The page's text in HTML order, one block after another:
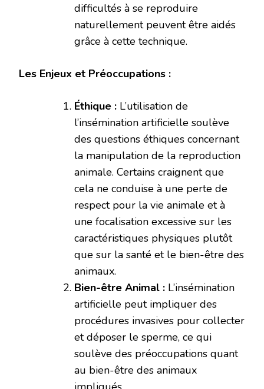
difficultés à se reproduire
naturellement peuvent être aidés
grâce à cette technique.
Les Enjeux et Préoccupations :
Éthique : L’utilisation de
l’insémination artificielle soulève
des questions éthiques concernant
la manipulation de la reproduction
animale. Certains craignent que
cela ne conduise à une perte de
respect pour la vie animale et à
une focalisation excessive sur les
caractéristiques physiques plutôt
que sur la santé et le bien-être des
animaux.
Bien-être Animal : L’insémination
artificielle peut impliquer des
procédures invasives pour collecter
et déposer le sperme, ce qui
soulève des préoccupations quant
au bien-être des animaux